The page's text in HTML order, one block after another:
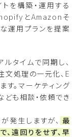
を構築・運用する
とAmazonそ
運用プランを提案
タイムで同期し、
文処理の一元化、E
。マーケティング
も相談・依頼でき
発生しますが、 最
遠回りをせず、早